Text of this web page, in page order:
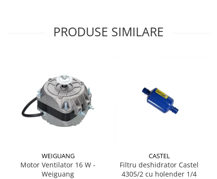
PRODUSE SIMILARE
WEIGUANG
Motor Ventilator 16 W -
Weiguang
CASTEL
Filtru deshidrator Castel
4305/2 cu holender 1/4